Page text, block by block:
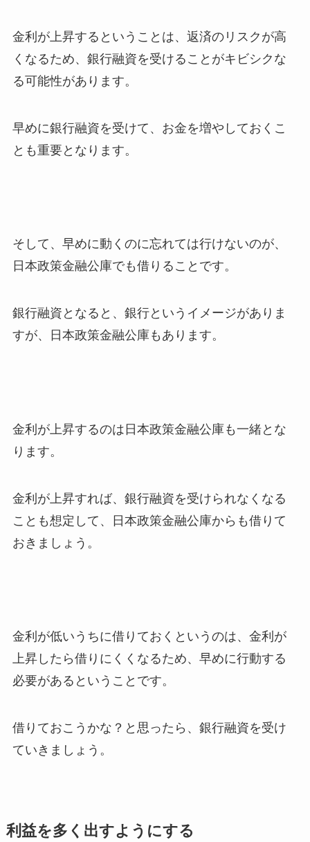
金利が上昇するということは、返済のリスクが高
くなるため、銀行融資を受けることがキビシクな
る可能性があります。
早めに銀行融資を受けて、お金を増やしておくこ
とも重要となります。
そして、早めに動くのに忘れては行けないのが、
日本政策金融公庫でも借りることです。
銀行融資となると、銀行というイメージがありま
すが、日本政策金融公庫もあります。
金利が上昇するのは日本政策金融公庫も一緒とな
ります。
金利が上昇すれば、銀行融資を受けられなくなる
ことも想定して、日本政策金融公庫からも借りて
おきましょう。
金利が低いうちに借りておくというのは、金利が
上昇したら借りにくくなるため、早めに行動する
必要があるということです。
借りておこうかな？と思ったら、銀行融資を受け
ていきましょう。
利益を多く出すようにする